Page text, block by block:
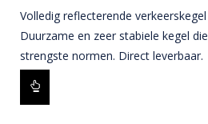
Volledig reflecterende
Duurzame en zeer stabiele kegel
strengste normen. Direct leverbaar.